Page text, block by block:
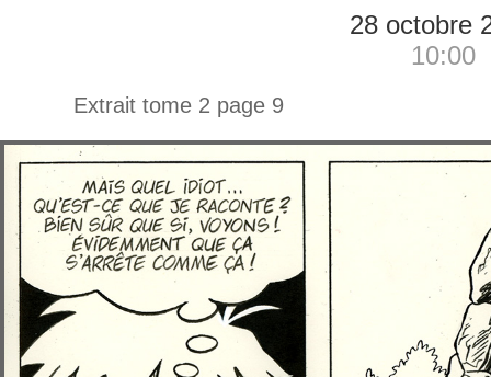
28 octobre
10:00
Extrait tome 2 page 9